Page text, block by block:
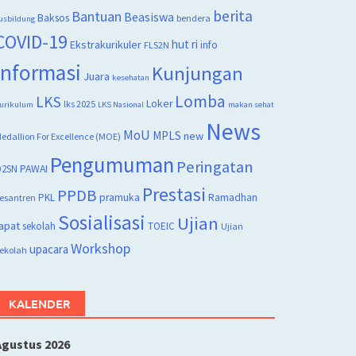
Baksos Bantuan Beasiswa bendera berita
19 Ekstrakurikuler FLS2N hut ri info
Juara kesehatan Kunjungan
LKS lks 2025 LKS Nasional Loker Lomba makan sehat
For Excellence (MOE) MoU MPLS new News
PAWAI Pengumuman Peringatan
PKL PPDB pramuka Prestasi Ramadhan
sekolah Sosialisasi TOEIC Ujian Ujian
upacara Workshop
KALENDER
2026